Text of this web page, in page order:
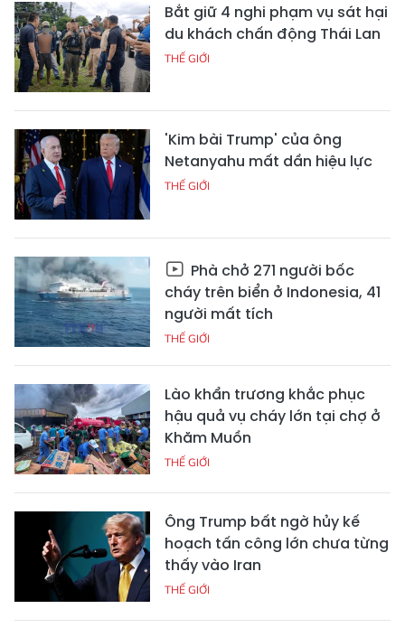
Bắt giữ 4 nghi phạm vụ sát hại
du khách chấn động Thái Lan
THẾ GIỚI
'Kim bài Trump' của ông
Netanyahu mất dần hiệu lực
THẾ GIỚI
Phà chở 271 người bốc
cháy trên biển ở Indonesia, 41
người mất tích
THẾ GIỚI
Lào khẩn trương khắc phục
hậu quả vụ cháy lớn tại chợ ở
Khăm Muồn
THẾ GIỚI
Ông Trump bất ngờ hủy kế
hoạch tấn công lớn chưa từng
thấy vào Iran
THẾ GIỚI